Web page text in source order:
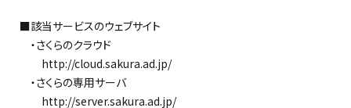
■該当サービスのウェブサイト
・さくらのクラウド
http://cloud.sakura.ad.jp/
・さくらの専用サーバ
http://server.sakura.ad.jp/